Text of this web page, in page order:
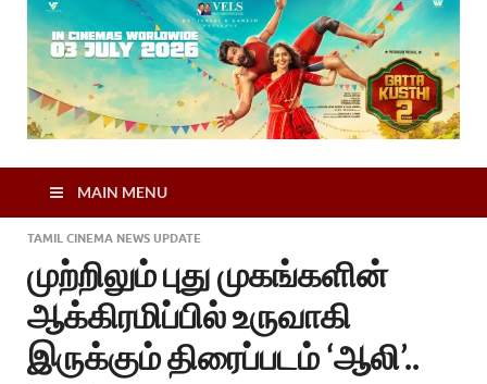
MAIN MENU
TAMIL CINEMA NEWS UPDATE
முற்றிலும் புது முகங்களின்
ஆக்கிரமிப்பில் உருவாகி
இருக்கும் திரைப்படம் ‘ஆலி’..